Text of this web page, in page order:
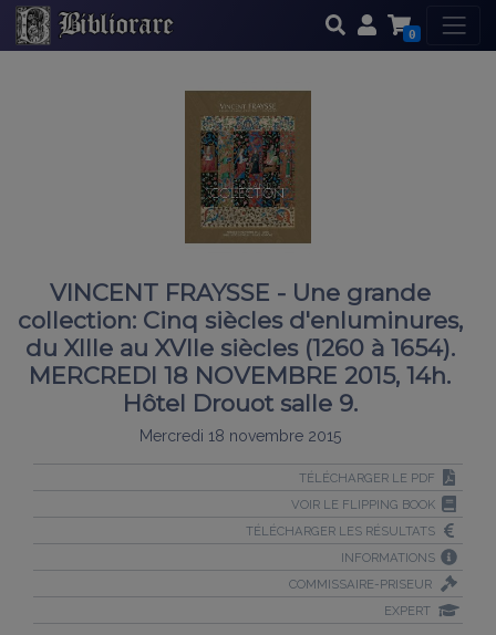
0
VINCENT FRAYSSE - Une grande
collection: Cinq siècles d'enluminures,
du XIIIe au XVIIe siècles (1260 à 1654).
MERCREDI 18 NOVEMBRE 2015, 14h.
Hôtel Drouot salle 9.
Mercredi 18 novembre 2015
TÉLÉCHARGER LE PDF
VOIR LE FLIPPING BOOK
TÉLÉCHARGER LES RÉSULTATS
INFORMATIONS
COMMISSAIRE-PRISEUR
EXPERT